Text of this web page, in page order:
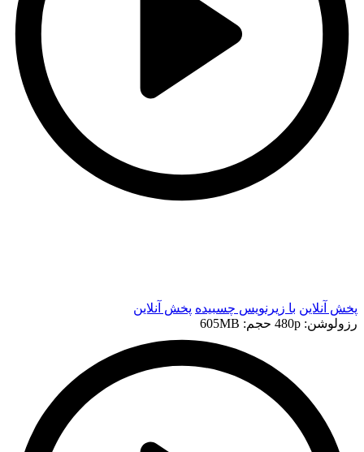
پخش آنلاین با زیرنویس چسبیده پخش آنلاین
رزولوشن: 480p
حجم: 605MB